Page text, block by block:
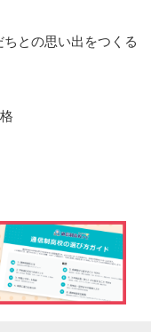
との思い出をつくる​